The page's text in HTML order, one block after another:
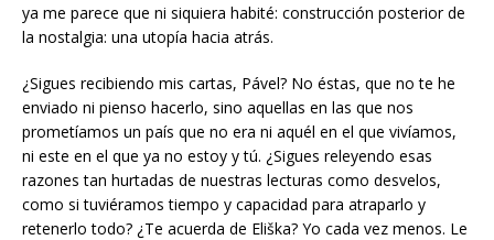
ya me parece que ni siquiera habité: construcción posterior de
la nostalgia: una utopía hacia atrás.
¿Sigues recibiendo mis cartas, Pável? No éstas, que no te he
enviado ni pienso hacerlo, sino aquellas en las que nos
prometíamos un país que no era ni aquél en el que vivíamos,
ni este en el que ya no estoy y tú. ¿Sigues releyendo esas
razones tan hurtadas de nuestras lecturas como desvelos,
como si tuviéramos tiempo y capacidad para atraparlo y
retenerlo todo? ¿Te acuerda de Eliška? Yo cada vez menos. Le